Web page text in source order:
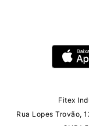
Fitex
Rua Lopes Trovão,